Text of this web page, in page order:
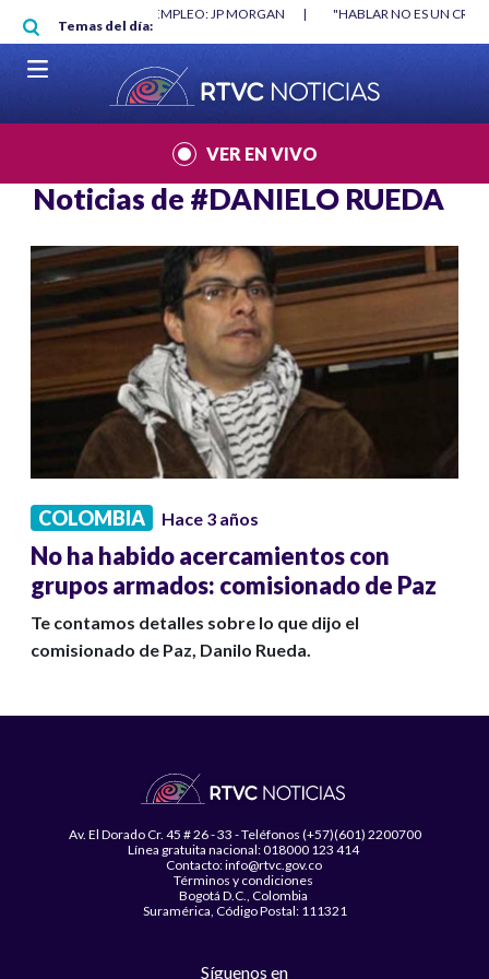
Pasar al contenido principal
Temas del día:
MÍNIMO NO DESTRUYÓ EMPLEO: JP MORGAN |
"HABLAR NO ES UN
MUNDIAL 2026
|
VER EN VIVO
Noticias de #DANIELO RUEDA
COLOMBIA Hace 3 años
No ha habido acercamientos con
grupos armados: comisionado de Paz
Te contamos detalles sobre lo que dijo el
comisionado de Paz, Danilo Rueda.
Av. El Dorado Cr. 45 # 26 - 33 - Teléfonos (+57)(601) 2200700
Línea gratuita nacional: 018000 123 414
Contacto: info@rtvc.gov.co
Términos y condiciones
Bogotá D.C., Colombia
Suramérica, Código Postal: 111321
Síguenos en